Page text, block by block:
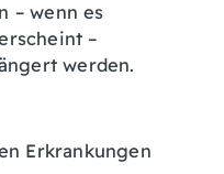
– wenn es
–
werden.
Erkrankungen